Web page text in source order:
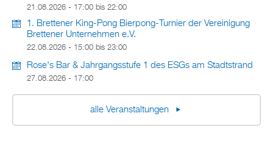
21.08.2026 - 17:00 bis 22:00
1. Brettener King-Pong Bierpong-Turnier der Vereinigung
Brettener Unternehmen e.V.
22.08.2026 - 15:00 bis 23:00
Rose's Bar & Jahrgangsstufe 1 des ESGs am Stadtstrand
27.08.2026 - 17:00
alle Veranstaltungen